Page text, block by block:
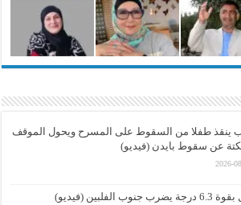
ينقذ طفلا من السقوط على المسرح ويحول الموقف
عن سقوط بايدن (فيديو)
2026-
جنوب الفلبين (فيديو)